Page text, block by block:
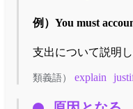
例） You must
支出について説明
類義語） explain